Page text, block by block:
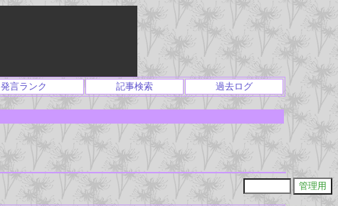
発言ランク 記事検索 過去ログ